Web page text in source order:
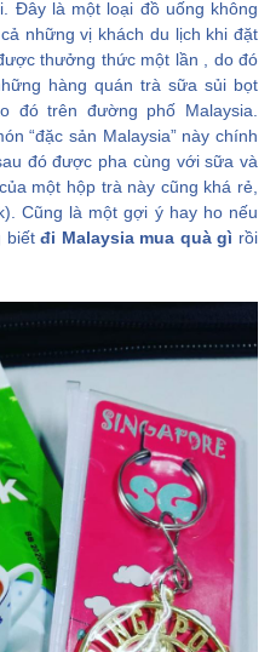
Đây là một loại đồ uống không
những vị khách du lịch khi đặt
thưởng thức một lần , do đó
hàng quán trà sữa sủi bọt
đó trên đường phố Malaysia.
“đặc sản Malaysia” này chính
đó được pha cùng với sữa và
một hộp trà này cũng khá rẻ,
Cũng là một gợi ý hay ho nếu
biếtđi Malaysia mua quà gì rồi